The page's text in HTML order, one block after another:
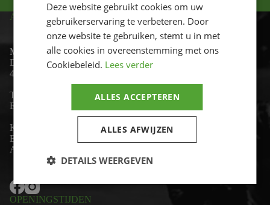
ADRES
Motor-id
De Lind 17
4841 KC Prinsenbeek
Telefoon:
+31 (0)76 - 54 11 888
Email:
K.v.K: 80530338
B.T.W-nummer: NL861703947B01
Algemene voorwaarden
OPENINGSTIJDEN
Deze website gebruikt cookies om uw
gebruikerservaring te verbeteren. Door
onze website te gebruiken, stemt u in met
alle cookies in overeenstemming met ons
Cookiebeleid. Lees verder
ALLES ACCEPTEREN
ALLES AFWIJZEN
DETAILS WEERGEVEN